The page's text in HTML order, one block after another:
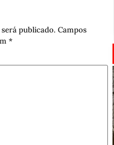
publicado. Campos
*